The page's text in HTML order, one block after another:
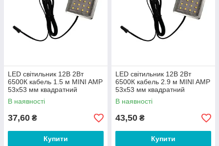
LED світильник 12В 2Вт
6500К кабель 1.5 м MINI AMP
53х53 мм квадратний
В наявності
37,60 ₴
Купити
LED світильник 12В 2Вт
6500К кабель 2.9 м MINI AMP
53х53 мм квадратний
В наявності
43,50 ₴
Купити